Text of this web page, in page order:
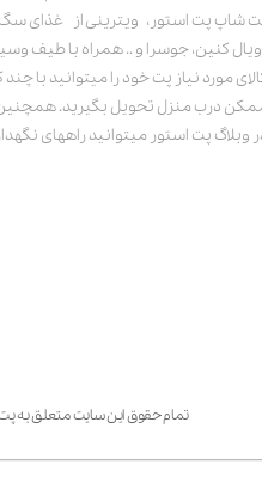
شاپ پت استور، ویترینی از غذای سگ
کنین، جوسرا و .. همراه با طیف
مورد نیاز پت خود را میتوانید با
درب منزل تحویل بگیرید. همچنین
وبلاگ پت استور میتوانید راههای
تمام حقوق این سایت متعلق به پت